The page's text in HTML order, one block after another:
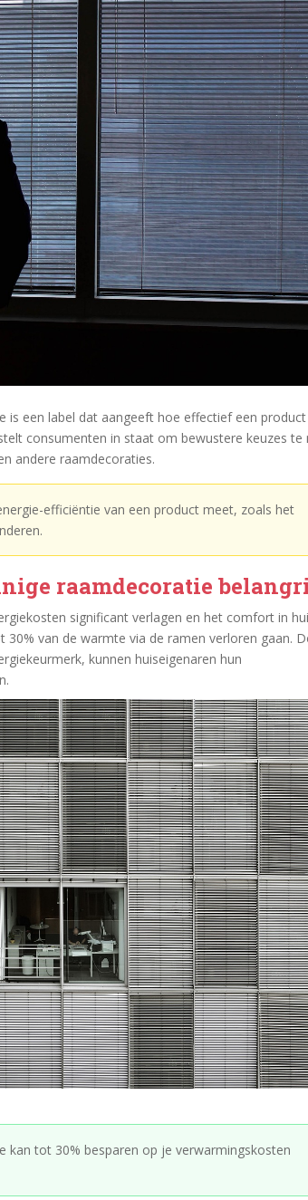
is een label dat aangeeft hoe effectief een product
consumenten in staat om bewustere keuzes te
andere raamdecoraties.
efficiëntie van een product meet, zoals het
raamdecoratie
significant verlagen en het comfort in
30% van de warmte via de ramen verloren gaan.
kunnen huiseigenaren hun
kan tot 30% besparen op je verwarmingskosten